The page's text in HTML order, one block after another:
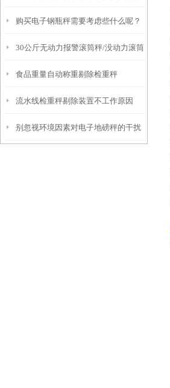
购买电子钢瓶秤需要考虑些什么呢？
30公斤无动力报警滚筒秤/没动力滚筒
称
食品重量自动称重剔除检重秤
流水线检重秤剔除装置不工作原因
别忽视环境因素对电子地磅秤的干扰